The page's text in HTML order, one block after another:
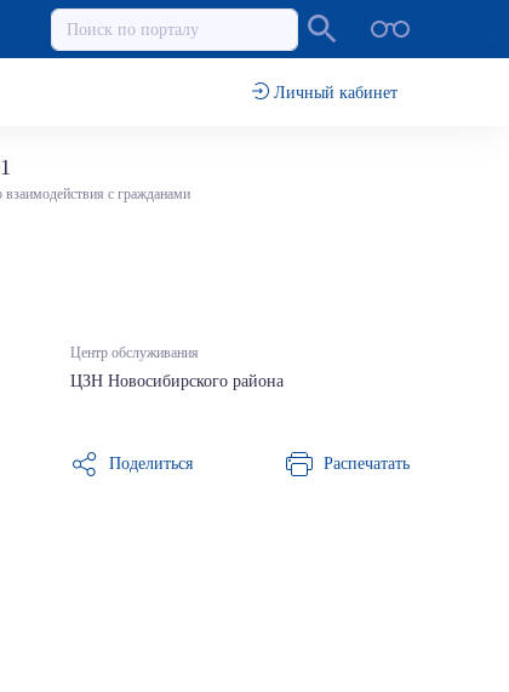
Личный кабинет
взаимодействия с гражданами
Центр обслуживания
ЦЗН Новосибирского района
Поделиться Распечатать